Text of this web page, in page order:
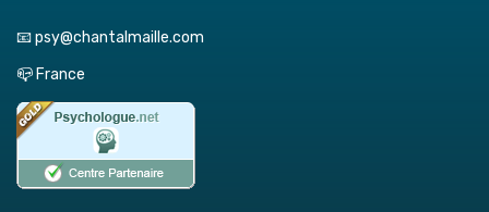
📧 psy@chantalmaille.com
📪 France